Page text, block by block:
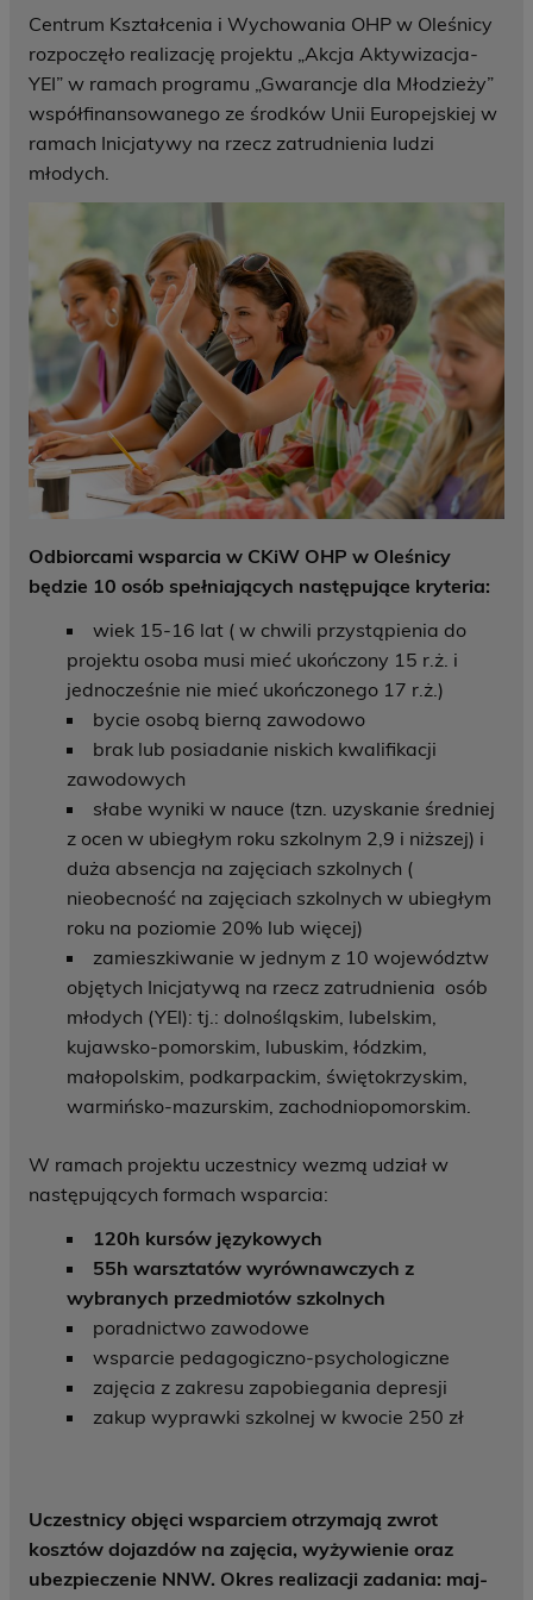
Centrum Kształcenia i Wychowania OHP w Oleśnicy
rozpoczęło realizację projektu „Akcja Aktywizacja-
YEI” w ramach programu „Gwarancje dla Młodzieży”
współfinansowanego ze środków Unii Europejskiej w
ramach Inicjatywy na rzecz zatrudnienia ludzi
młodych.
Odbiorcami wsparcia w CKiW OHP w Oleśnicy
będzie 10 osób spełniających następujące kryteria:
wiek 15-16 lat ( w chwili przystąpienia do
projektu osoba musi mieć ukończony 15 r.ż. i
jednocześnie nie mieć ukończonego 17 r.ż.)
bycie osobą bierną zawodowo
brak lub posiadanie niskich kwalifikacji
zawodowych
słabe wyniki w nauce (tzn. uzyskanie średniej
z ocen w ubiegłym roku szkolnym 2,9 i niższej) i
duża absencja na zajęciach szkolnych (
nieobecność na zajęciach szkolnych w ubiegłym
roku na poziomie 20% lub więcej)
zamieszkiwanie w jednym z 10 województw
objętych Inicjatywą na rzecz zatrudnienia osób
młodych (YEI): tj.: dolnośląskim, lubelskim,
kujawsko-pomorskim, lubuskim, łódzkim,
małopolskim, podkarpackim, świętokrzyskim,
warmińsko-mazurskim, zachodniopomorskim.
W ramach projektu uczestnicy wezmą udział w
następujących formach wsparcia:
120h kursów językowych
55h warsztatów wyrównawczych z
wybranych przedmiotów szkolnych
poradnictwo zawodowe
wsparcie pedagogiczno-psychologiczne
zajęcia z zakresu zapobiegania depresji
zakup wyprawki szkolnej w kwocie 250 zł
Uczestnicy objęci wsparciem otrzymają zwrot
kosztów dojazdów na zajęcia, wyżywienie oraz
ubezpieczenie NNW. Okres realizacji zadania: maj-